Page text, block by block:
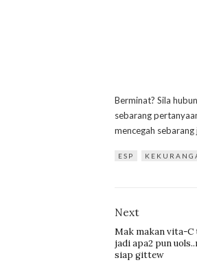
Berminat? Sila
sebarang
mencegah
ESP
Next
Mak makan vita-
jadi apa2 pun
siap gittew